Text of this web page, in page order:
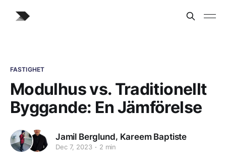
FASTIGHET
Modulhus vs. Traditionellt
Byggande: En Jämförelse
Jamil Berglund, Kareem Baptiste
Dec 7, 2023 2 min